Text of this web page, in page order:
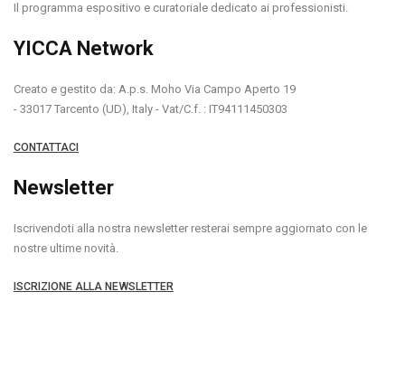
Il programma espositivo e curatoriale dedicato ai professionisti.
YICCA Network
Creato e gestito da: A.p.s. Moho Via Campo Aperto 19
- 33017 Tarcento (UD), Italy - Vat/C.f. : IT94111450303
CONTATTACI
Newsletter
Iscrivendoti alla nostra newsletter resterai sempre aggiornato con le
nostre ultime novità.
ISCRIZIONE ALLA NEWSLETTER